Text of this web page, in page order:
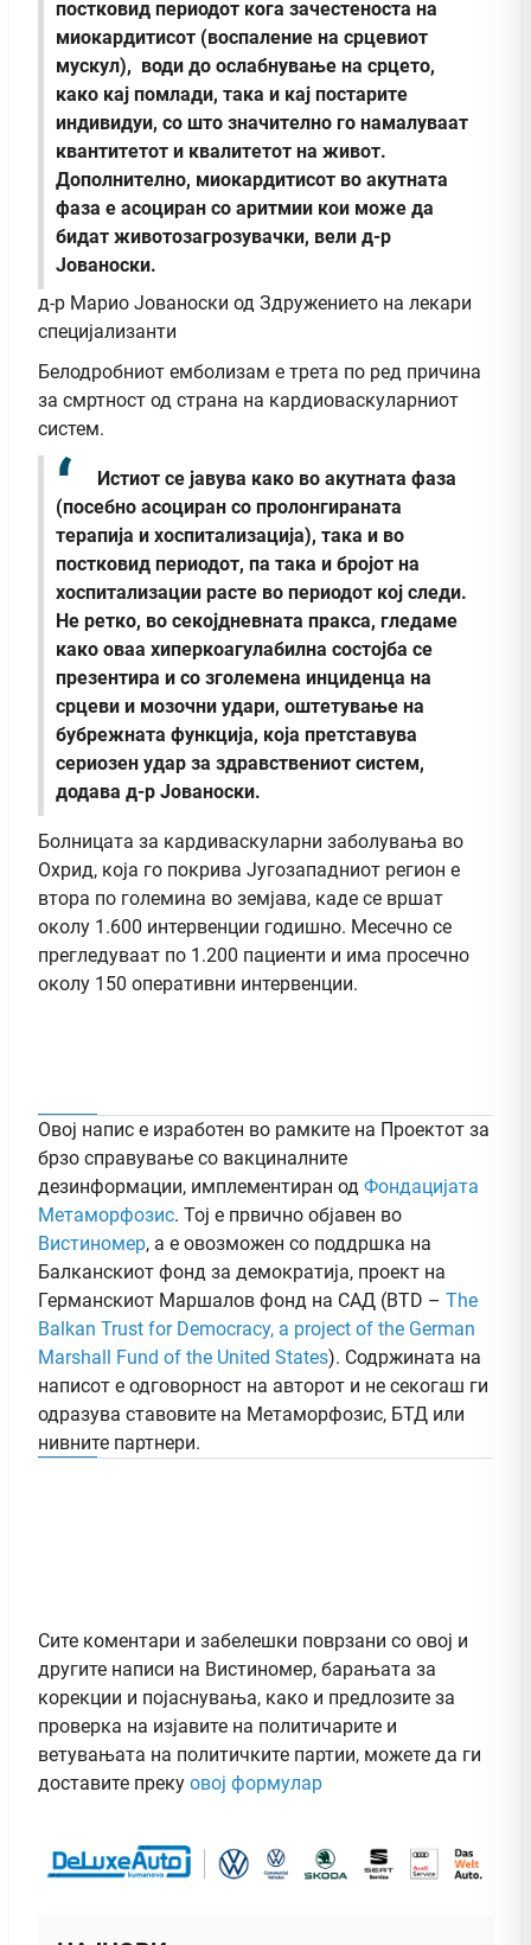
постковид периодот кога зачестеноста на
миокардитисот (воспаление на срцевиот
мускул), води до ослабнување на срцето,
како кај помлади, така и кај постарите
индивидуи, со што значително го намалуваат
квантитетот и квалитетот на живот.
Дополнително, миокардитисот во акутната
фаза е асоциран со аритмии кои може да
бидат животозагрозувачки, вели д-р
Јованоски.
д-р Марио Јованоски од Здружението на лекари
специјализанти
Белодробниот емболизам е трета по ред причина
за смртност од страна на кардиоваскуларниот
систем.
Истиот се јавува како во акутната фаза
(посебно асоциран со пролонгираната
терапија и хоспитализација), така и во
постковид периодот, па така и бројот на
хоспитализации расте во периодот кој следи.
Не ретко, во секојдневната пракса, гледаме
како оваа хиперкоагулабилна состојба се
презентира и со зголемена инциденца на
срцеви и мозочни удари, оштетување на
бубрежната функција, која претставува
сериозен удар за здравствениот систем,
додава д-р Јованоски.
Болницата за кардиваскуларни заболувања во
Охрид, која го покрива Југозападниот регион е
втора по големина во земјава, каде се вршат
околу 1.600 интервенции годишно. Месечно се
прегледуваат по 1.200 пациенти и има просечно
околу 150 оперативни интервенции.
Овој напис е изработен во рамките на Проектот за
брзо справување со вакциналните
дезинформации, имплементиран од Фондацијата
Метаморфозис. Тој е првично објавен во
Вистиномер, а e овозможен со поддршка на
Балканскиот фонд за демократија, проект на
Германскиот Маршалов фонд на САД (BTD – The
Balkan Trust for Democracy, a project of the German
Marshall Fund of the United States). Содржината на
написот е одговорност на авторот и не секогаш ги
одразува ставовите на Метаморфозис, БТД или
нивните партнери.
Сите коментари и забелешки поврзани со овој и
другите написи на Вистиномер, барањата за
корекции и појаснувања, како и предлозите за
проверка на изјавите на политичарите и
ветувањата на политичките партии, можете да ги
доставите преку овој формулар